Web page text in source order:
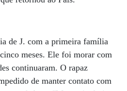
de J. com a primeira família
meses. Ele foi morar com
continuaram. O rapaz
de manter contato com